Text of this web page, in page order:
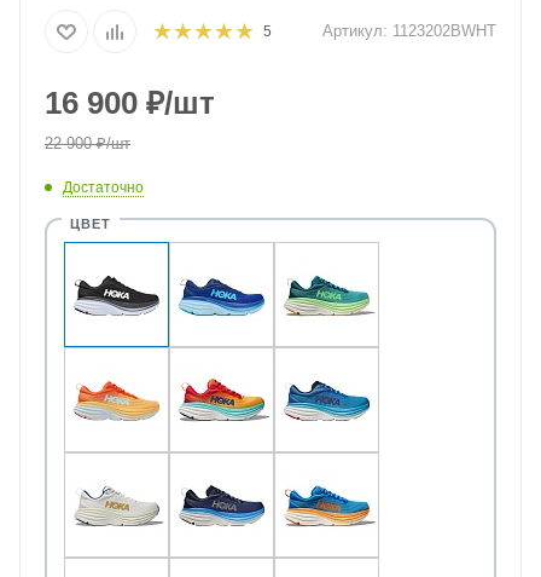
5 Артикул: 1123202BWHT
16 900 ₽/шт
22 900₽/шт
Достаточно